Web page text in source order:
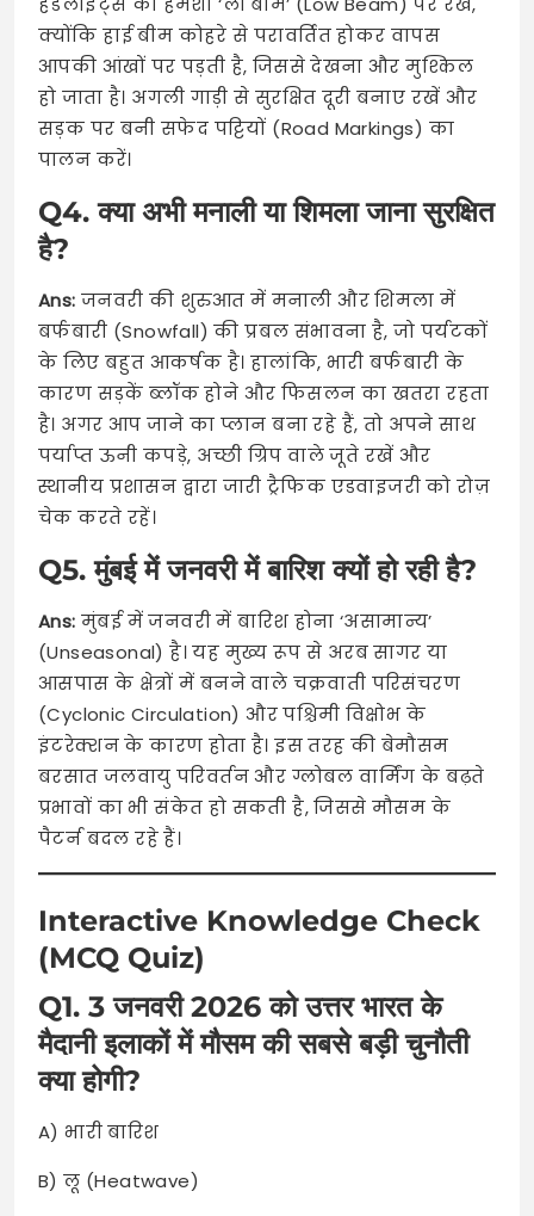
क्योंकि हाई बीम कोहरे से परावर्तित होकर वापस
आपकी आंखों पर पड़ती है, जिससे देखना और मुश्किल
हो जाता है। अगली गाड़ी से सुरक्षित दूरी बनाए रखें और
सड़क पर बनी सफेद पट्टियों (Road Markings) का
पालन करें।
Q4. क्या अभी मनाली या शिमला जाना सुरक्षित
है?
Ans: जनवरी की शुरुआत में मनाली और शिमला में
बर्फबारी (Snowfall) की प्रबल संभावना है, जो पर्यटकों
के लिए बहुत आकर्षक है। हालांकि, भारी बर्फबारी के
कारण सड़कें ब्लॉक होने और फिसलन का खतरा रहता
है। अगर आप जाने का प्लान बना रहे हैं, तो अपने साथ
पर्याप्त ऊनी कपड़े, अच्छी ग्रिप वाले जूते रखें और
स्थानीय प्रशासन द्वारा जारी ट्रैफिक एडवाइजरी को रोज़
चेक करते रहें।
Q5. मुंबई में जनवरी में बारिश क्यों हो रही है?
Ans: मुंबई में जनवरी में बारिश होना ‘असामान्य’
(Unseasonal) है। यह मुख्य रूप से अरब सागर या
आसपास के क्षेत्रों में बनने वाले चक्रवाती परिसंचरण
(Cyclonic Circulation) और पश्चिमी विक्षोभ के
इंटरेक्शन के कारण होता है। इस तरह की बेमौसम
बरसात जलवायु परिवर्तन और ग्लोबल वार्मिंग के बढ़ते
प्रभावों का भी संकेत हो सकती है, जिससे मौसम के
पैटर्न बदल रहे हैं।
Interactive Knowledge Check
(MCQ Quiz)
Q1. 3 जनवरी 2026 को उत्तर भारत के
मैदानी इलाकों में मौसम की सबसे बड़ी चुनौती
क्या होगी?
A) भारी बारिश
B) लू (Heatwave)